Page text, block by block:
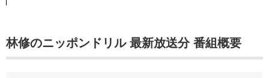
林修のニッポンドリル 最新放送分 番組概要